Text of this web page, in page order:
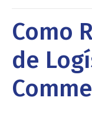
Como
de